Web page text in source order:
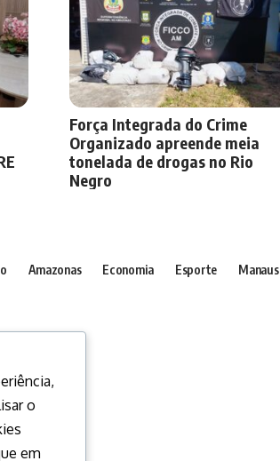
Força Integrada do Crime
Organizado apreende meia
tonelada de drogas no Rio
Negro
Amazonas Economia Esporte Manaus
o
em